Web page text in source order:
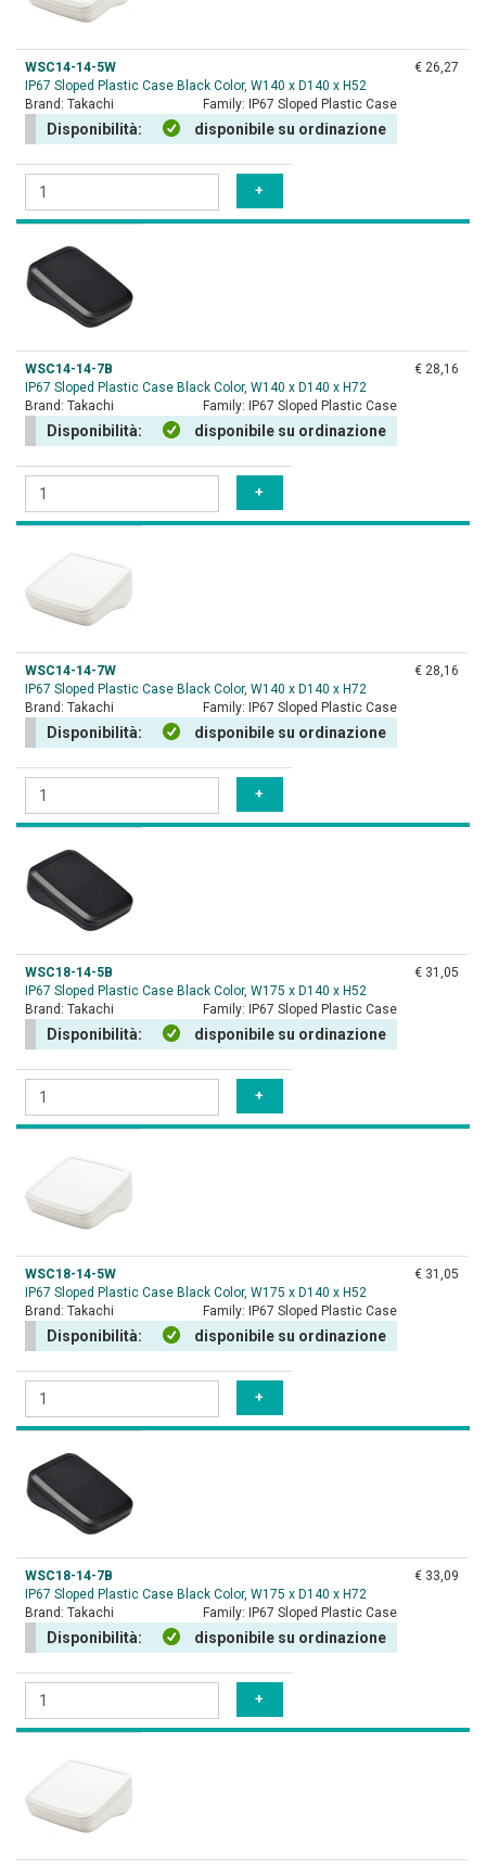
WSC14-14-5W
IP67 Sloped Plastic Case Black Color, W140 x D140 x H52
Brand: Takachi Family: IP67 Sloped Plastic Case
Disponibilità: disponibile su ordinazione
€ 26,27
WSC14-14-7B
IP67 Sloped Plastic Case Black Color, W140 x D140 x H72
Brand: Takachi Family: IP67 Sloped Plastic Case
Disponibilità: disponibile su ordinazione
€ 28,16
WSC14-14-7W
IP67 Sloped Plastic Case Black Color, W140 x D140 x H72
Brand: Takachi Family: IP67 Sloped Plastic Case
Disponibilità: disponibile su ordinazione
€ 28,16
WSC18-14-5B
IP67 Sloped Plastic Case Black Color, W175 x D140 x H52
Brand: Takachi Family: IP67 Sloped Plastic Case
Disponibilità: disponibile su ordinazione
€ 31,05
WSC18-14-5W
IP67 Sloped Plastic Case Black Color, W175 x D140 x H52
Brand: Takachi Family: IP67 Sloped Plastic Case
Disponibilità: disponibile su ordinazione
€ 31,05
WSC18-14-7B
IP67 Sloped Plastic Case Black Color, W175 x D140 x H72
Brand: Takachi Family: IP67 Sloped Plastic Case
Disponibilità: disponibile su ordinazione
€ 33,09